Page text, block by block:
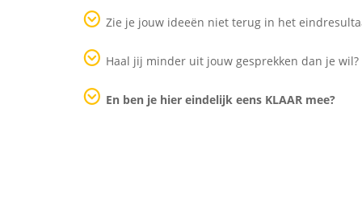
Zie je jouw ideeën niet terug in het
Haal jij minder uit jouw gesprekken dan je wil?
En ben je hier eindelijk eens KLAAR mee?